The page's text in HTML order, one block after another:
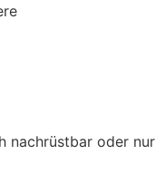
nachrüstbar oder nur